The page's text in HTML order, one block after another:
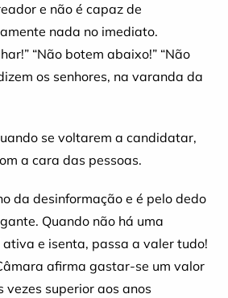
e não é capaz de
nada no imediato.
“Não botem abaixo!” “Não
os senhores, na varanda da
se voltarem a candidatar,
a cara das pessoas.
da desinformação e é pelo dedo
Quando não há uma
e isenta, passa a valer tudo!
afirma gastar-se um valor
vezes superior aos anos